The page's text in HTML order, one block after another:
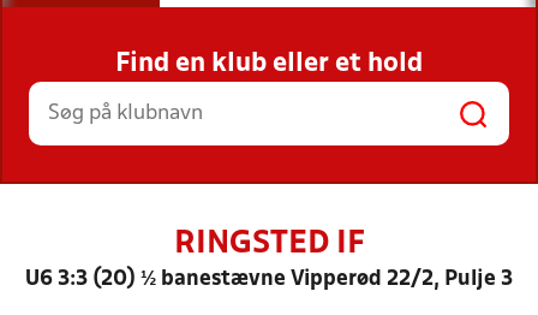
INDHOLD OG NYHEDER
STILLINGER, RESULTATER, KLUBBER OG
HOLD
Find en klub eller et hold
RINGSTED IF
U6 3:3 (20) ½ banestævne Vipperød 22/2, Pulje 3